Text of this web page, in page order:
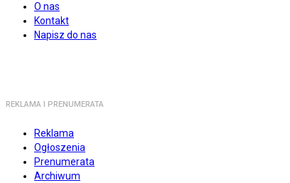
O nas
Kontakt
Napisz do nas
REKLAMA I PRENUMERATA
Reklama
Ogłoszenia
Prenumerata
Archiwum